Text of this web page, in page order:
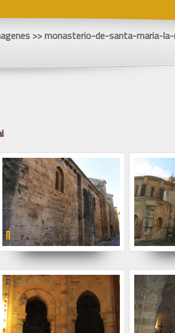
>> monasterio-de-santa-maria-